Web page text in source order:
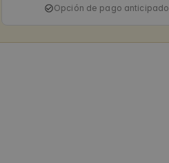
Opción de pago anticipado